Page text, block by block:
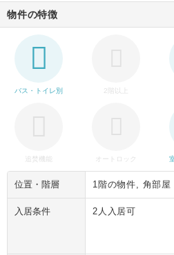
物件の特徴
バス・トイレ別 2階以上
追焚機能 オートロック
位置・階層 1階の物件, 角部屋
入居条件 2人入居可